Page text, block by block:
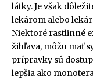
látky. Je však
lekárom alebo
Niektoré rastlinné
žihľava, môžu mať
prípravky sú
lepšia ako